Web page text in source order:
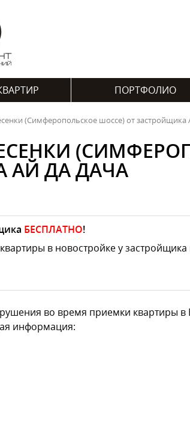
ПОРТФОЛИО
(Симферопольское шоссе) от застройщика
АЙ ДА ДАЧА
БЕСПЛАТНО!
в новостройке у
во время приемки квартиры
информация: